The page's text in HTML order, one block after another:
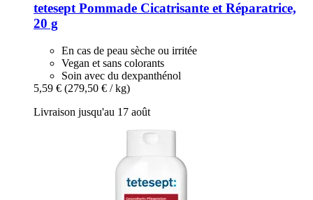
teteseptPommade Cicatrisante et Réparatrice,
20 g
En cas de peau sèche ou irritée
Vegan et sans colorants
Soin avec du dexpanthénol
5,59 € (279,50 € / kg)
Livraison jusqu'au 17 août